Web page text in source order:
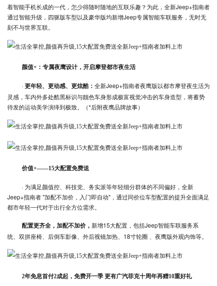
着智能手机长成的一代，怎少得随时随地的互联乐趣？为此，全新Jeep+指南者
通过智能升级，四驱版车型以及豪华版均新增Jeep专属智能车联服务，无时无
刻不与世界互联。
颜值+：专属夜鹰设计，开启摩登都市夜生活
· 更年轻、更动感、更炫酷： 全新Jeep+指南者夜鹰版以都市摩登夜生活为
灵感，车内外多处酷黑标识与靓色车身形成极富视觉冲击的车身造型，将蓄势
待发的运动美学演绎到极致。（*后附夜鹰品牌故事）
价值+——15大配置免费送
· 为满足颜值控、科技党、务实派等年轻细分群体的不同偏好，全新
Jeep+指南者 "加配不加价，入门即自动"，通过同价位车型配置的提升全面满足
都市年轻一代对于出行全方位需求。
配置更齐全，加配不加价， 新增15大配置，包括Jeep智能车联服务系
统、双拼座椅、后倒车影像、外后视镜加热、18寸轮圈 、夜鹰版外观内饰等。
2年免息首付2成起，免费开一季 更有广汽菲克十周年再赠10重好礼